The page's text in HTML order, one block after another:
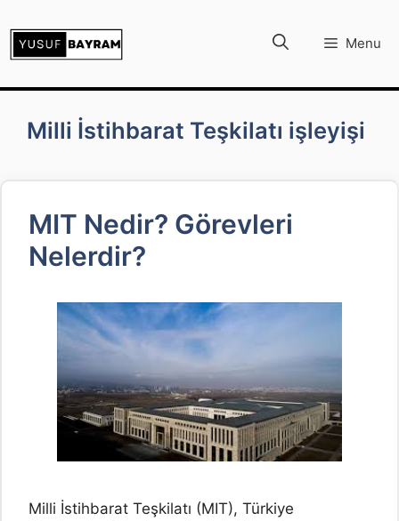
atla
Menu
Milli İstihbarat Teşkilatı işleyişi
MIT Nedir? Görevleri
Nelerdir?
Milli İstihbarat Teşkilatı (MIT), Türkiye